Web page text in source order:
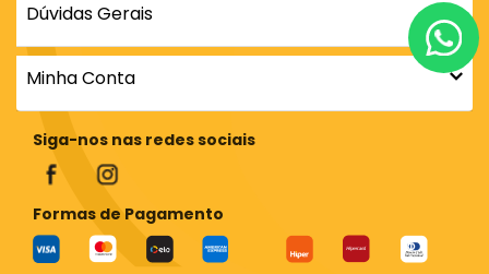
Dúvidas Gerais
Minha Conta
Siga-nos nas redes sociais
Formas de Pagamento